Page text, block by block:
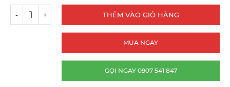
THÊM VÀO GIỎ HÀNG
MUA NGAY
GỌI NGAY 0907 541 847